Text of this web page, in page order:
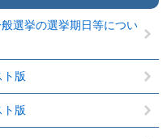
選挙の選挙期日等につい
ト版
ト版